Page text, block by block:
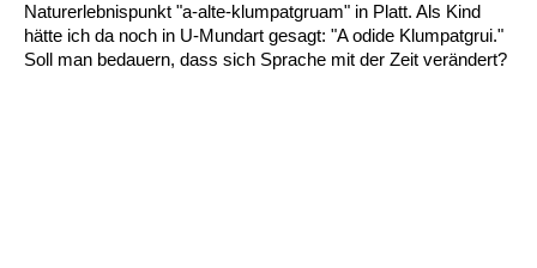
Naturerlebnispunkt "a-alte-klumpatgruam" in Platt. Als Kind
hätte ich da noch in U-Mundart gesagt: "A odide Klumpatgrui."
Soll man bedauern, dass sich Sprache mit der Zeit verändert?